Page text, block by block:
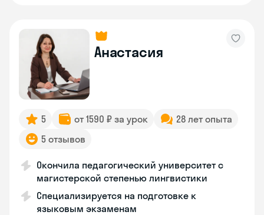
Анастасия
5 от 1590 ₽ за урок
28 лет опыта
5 отзывов
Окончила педагогический университет с
магистерской степенью лингвистики
Специализируется на подготовке к
языковым экзаменам